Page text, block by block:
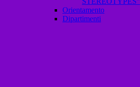
Orientamento
Dipartimenti